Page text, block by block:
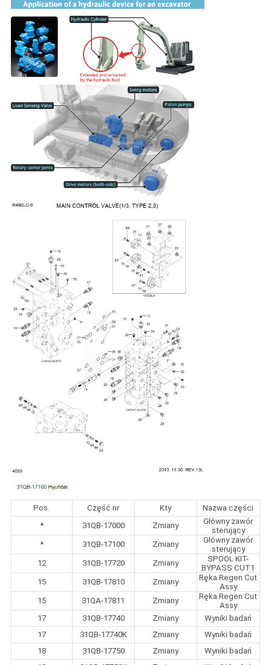
Pos. Część nr Kty
Nazwa części
*
31QB-17000 Zmiany
Główny zawór
sterujący
*
31QB-17100 Zmiany
Główny zawór
sterujący
12
31QB-17720 Zmiany
SPOOL KIT-
BYPASS CUT1
15
31QB-17810 Zmiany
Ręka Regen Cut
Assy
15
31QA-17811 Zmiany
Ręka Regen Cut
Assy
17
31QB-17740 Zmiany
Wyniki badań
17
31QB-17740K Zmiany
Wyniki badań
18
31QB-17750 Zmiany
Wyniki badań